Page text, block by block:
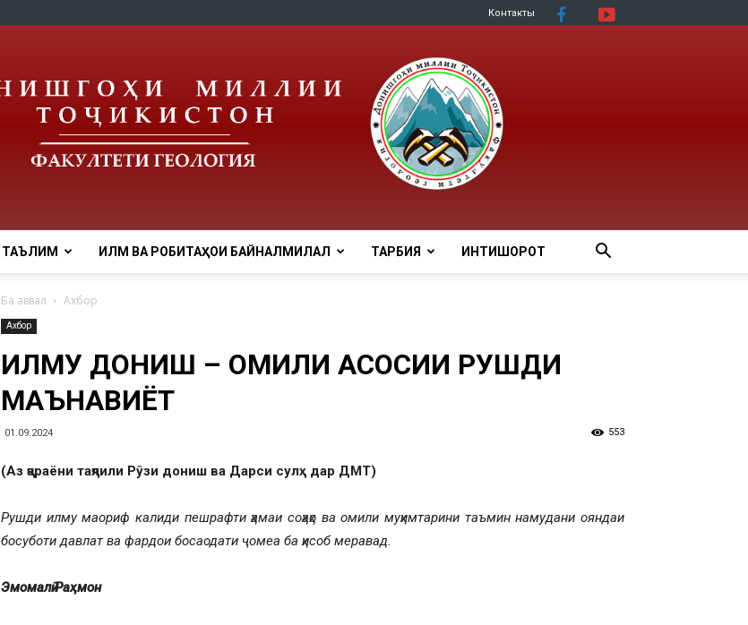
Контакты
ТАЪЛИМ ИЛМ ВА РОБИТАҲОИ БАЙНАЛМИЛАЛӢ ТАРБИЯ ИНТИШОРОТ
Ба аввал Ахбор
Ахбор
ИЛМУ ДОНИШ – ОМИЛИ АСОСИИ РУШДИ
МАЪНАВИЁТ
01.09.2024 553
(Аз ҷараёни таҷлили Рӯзи дониш ва Дарси сулҳ дар ДМТ)
Рушди илму маориф калиди пешрафти ҳамаи соҳаҳо ва омили муҳимтарини таъмин намудани ояндаи
босуботи давлат ва фардои босаодати ҷомеа ба ҳисоб меравад.
Эмомалӣ Раҳмон